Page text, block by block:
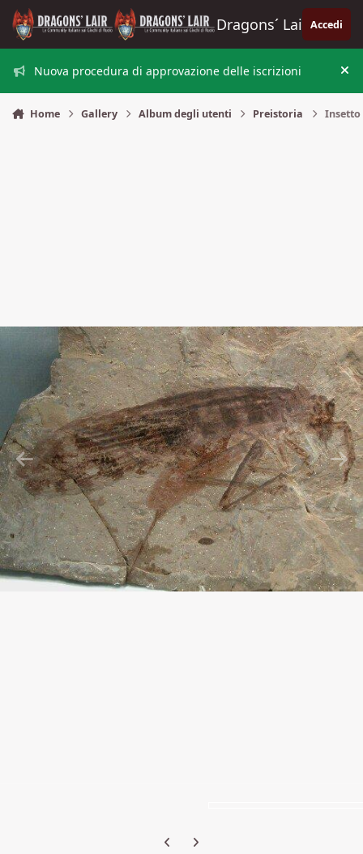
Vai al contenuto
Dragons´ Lair Accedi
Nuova procedura di approvazione delle iscrizioni
Home Gallery Album degli utenti Preistoria Insetto
Previous carousel slide
Next carousel slide